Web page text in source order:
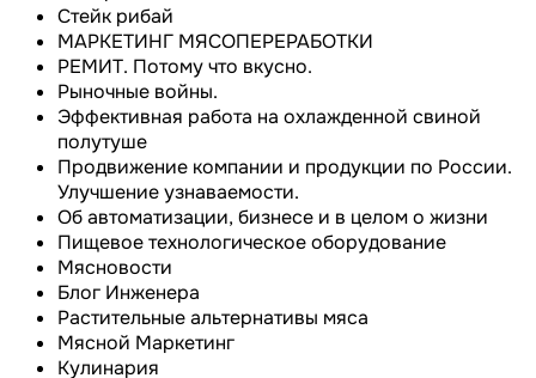
Стейк рибай
МАРКЕТИНГ МЯСОПЕРЕРАБОТКИ
РЕМИТ. Потому что вкусно.
Рыночные войны.
Эффективная работа на охлажденной свиной
полутуше
Продвижение компании и продукции по России.
Улучшение узнаваемости.
Об автоматизации, бизнесе и в целом о жизни
Пищевое технологическое оборудование
Мясновости
Блог Инженера
Растительные альтернативы мяса
Мясной Маркетинг
Кулинария